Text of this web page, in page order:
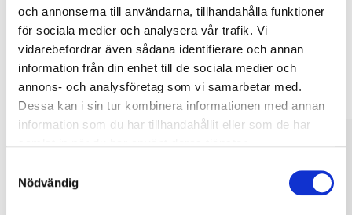
och annonserna till användarna, tillhandahålla funktioner
för sociala medier och analysera vår trafik. Vi
vidarebefordrar även sådana identifierare och annan
information från din enhet till de sociala medier och
annons- och analysföretag som vi samarbetar med.
Dessa kan i sin tur kombinera informationen med annan
information som du har tillhandahållit eller som de har
Nödvändig
Andra kunder köpte också